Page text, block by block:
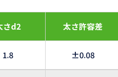
さd2 太さ許容差
1.8 ±0.08